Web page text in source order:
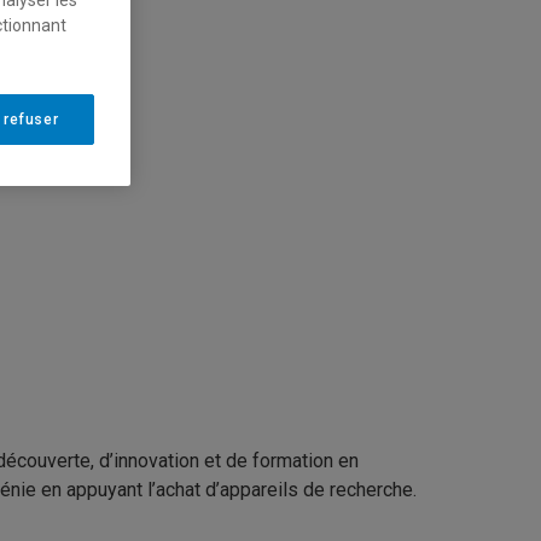
d’innovation et de formation en
en appuyant l’achat d’appareils de recherche.
refuser